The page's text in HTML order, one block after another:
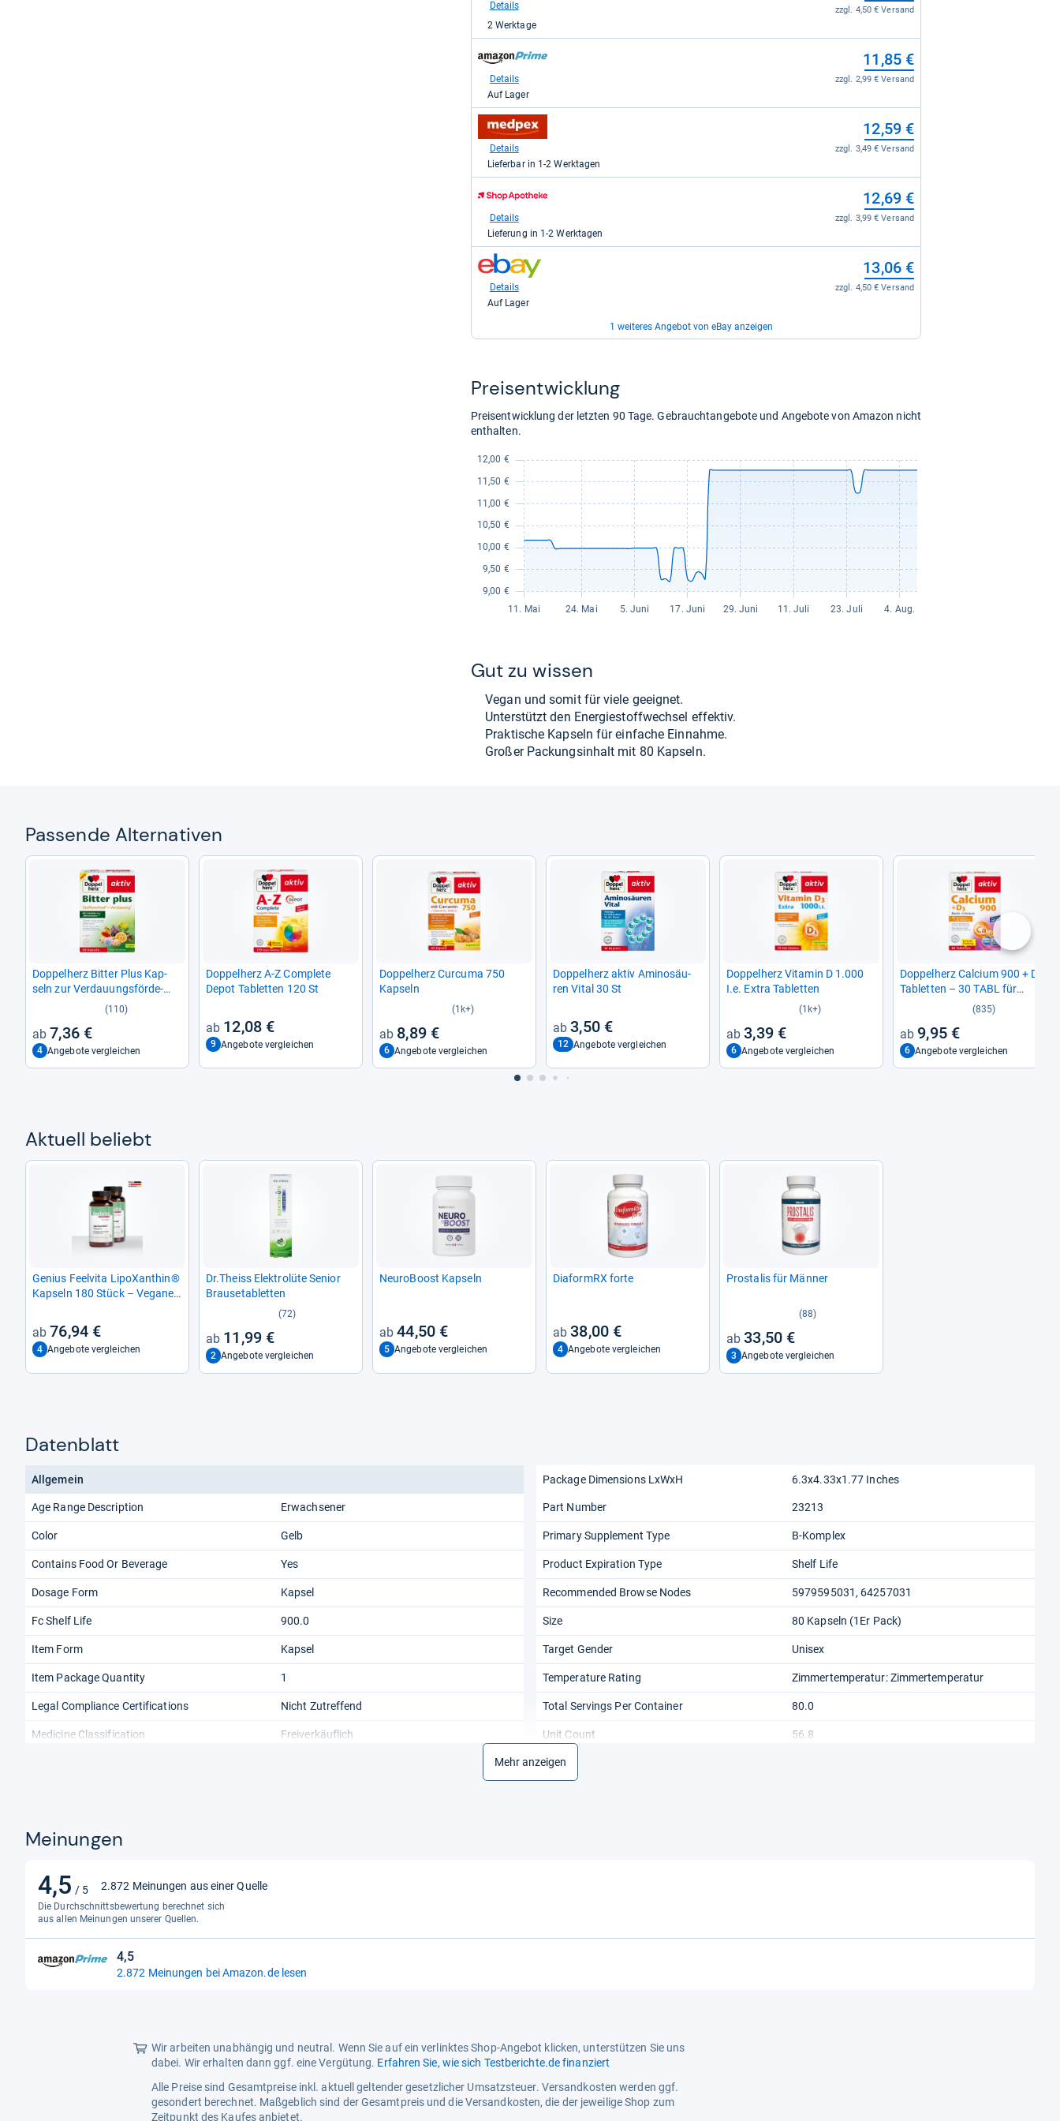
Kaufland
11,77
kaufen.
zzgl. 4,50 € Versand
Details
2 Werktage
Shop:
für
11,85
kaufen.
11,85 €
zzgl. 2,99 € Versand
Details
Auf Lager
zum
Shop:
medpex
für
kaufen.
12,59 €
zzgl. 3,49 € Versand
Details
Lieferbar in 1-2 Werktagen
Shop:
Shop
Apotheke
für
12,69
kaufen.
12,69 €
zzgl. 3,99 € Versand
Details
Lieferung in 1-2 Werktagen
zum
Shop:
für
13,06 €
zzgl. 4,50 € Versand
Details
Auf Lager
1 weiteres Angebot von eBay anzeigen
eBay
16,99
kaufen.
Details
Auf Lager
Preis­ent­wick­lung
Preisentwicklung der letzten 90 Tage. Gebrauchtangebote und Angebote von Amazon nicht
enthalten.
Gut zu wis­sen
Vegan und somit für viele geeig­net.
Unter­stützt den Ener­gie­stoff­wech­sel effek­tiv.
Prak­ti­sche Kap­seln für ein­fa­che Ein­nahme.
Großer Packungs­in­halt mit 80 Kap­seln.
Pas­sende Alter­na­ti­ven
Dop­pel­herz Bit­ter Plus Kap­
seln zur Ver­dau­ungs­för­de­
(110)
7,36 €
4 Angebote vergleichen
Dop­pel­herz A-​Z Com­plete
Depot Tablet­ten 120 St
12,08 €
9 Angebote vergleichen
Dop­pel­herz Cur­cuma 750
Kap­seln
(1k+)
8,89 €
6 Angebote vergleichen
Dop­pel­herz aktiv Ami­no­säu­
ren Vital 30 St
3,50 €
12 Angebote vergleichen
Dop­pel­herz Vit­amin D 1.000
I.e. Extra Tablet­ten
(1k+)
3,39 €
6 Angebote vergleichen
Dop­pel­herz Cal­cium 900 + D3
Tablet­ten – 30 TABL für
gesunde Kno­chen
(835)
9,95 €
6 Angebote vergleichen
nächste
Aktu­ell beliebt
Genius Feel­vita LipoX­an­thin®
Kap­seln 180 Stück – Vegane
76,94 €
4 Angebote vergleichen
Dr.Theiss Elek­trolüte Senior
Brau­se­ta­blet­ten
(72)
11,99 €
2 Angebote vergleichen
Neu­ro­Boost Kap­seln
44,50 €
5 Angebote vergleichen
Dia­formRX forte
38,00 €
4 Angebote vergleichen
Pro­sta­lis für Män­ner
(88)
33,50 €
3 Angebote vergleichen
Datenblatt
Allgemein
Age Range Description Erwachsener
Color Gelb
Contains Food Or Beverage Yes
Dosage Form Kapsel
Fc Shelf Life 900.0
Item Form Kapsel
Item Package Quantity 1
Legal Compliance Certifications Nicht Zutreffend
Medicine Classification Freiverkäuflich
Package Dimensions LxWxH 6.3x4.33x1.77 Inches
Part Number 23213
Primary Supplement Type B-Komplex
Product Expiration Type Shelf Life
Recommended Browse Nodes 5979595031, 64257031
Size 80 Kapseln (1Er Pack)
Target Gender Unisex
Temperature Rating Zimmertemperatur: Zimmertemperatur
Total Servings Per Container 80.0
Unit Count 56.8
Weight
Mehr anzeigen
Meinungen
4,5 / 5
4,5
von
5
Sternen
2.872 Meinungen aus einer Quelle
Die Durchschnittsbewertung berechnet sich
aus allen Meinungen unserer Quellen.
4,5
4,5
von
2.872 Meinungen bei Amazon.de lesen
Wir arbeiten unabhängig und neutral. Wenn Sie auf ein verlinktes Shop-Angebot klicken, unterstützen Sie uns
dabei. Wir erhalten dann ggf. eine Vergütung. Erfahren Sie, wie sich Testberichte.de finanziert
Alle Preise sind Gesamtpreise inkl. aktuell geltender gesetzlicher Umsatzsteuer. Versandkosten werden ggf.
gesondert berechnet. Maßgeblich sind der Gesamtpreis und die Versandkosten, die der jeweilige Shop zum
Zeitpunkt des Kaufes anbietet.